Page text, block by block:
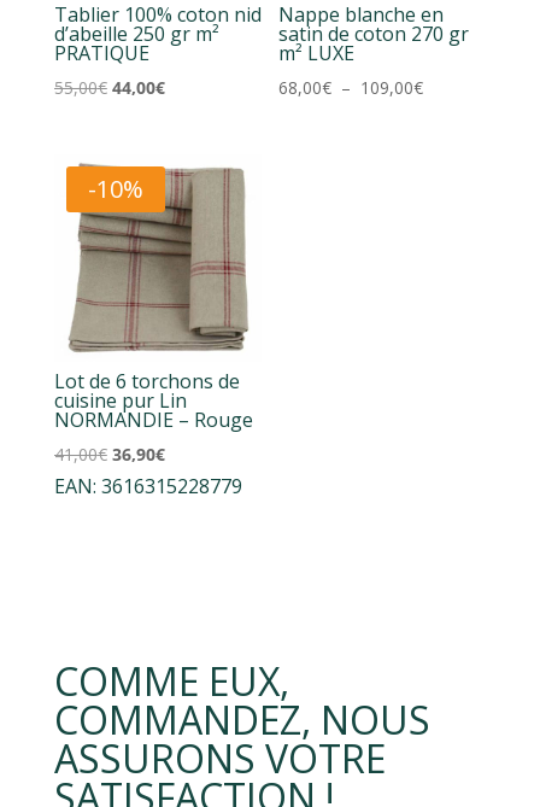
Tablier 100% coton nid
d’abeille 250 gr m²
PRATIQUE
55,00€ Le
était :
55,00€.
44,00€Le
est :
44,00€.
Nappe blanche en
satin de coton 270 gr
m² LUXE
68,00€ – 109,00€Plage
-10%
Lot de 6 torchons de
cuisine pur Lin
NORMANDIE – Rouge
41,00€ Le
prix
36,90€Le
prix
EAN: 3616315228779
COMME EUX,
COMMANDEZ, NOUS
ASSURONS VOTRE
SATISFACTION !